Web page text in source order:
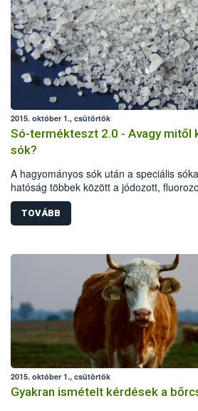
2015. október 1., csütörtök
Só-termékteszt 2.0 - Avagy mitől
sók?
A hagyományos sók után a speciális
hatóság többek között a jódozott,
tartalmú termékeket vizsgálta
paraméterek, jelölési előírások alapján.
termékből 40-nél indult hatósági eljárás:
mintegy fél millió forint bírságot szabtak
kereskedelmi forgalomból is ki kellett vonni.
TOVÁBB
2015. október 1., csütörtök
Gyakran ismételt kérdések a